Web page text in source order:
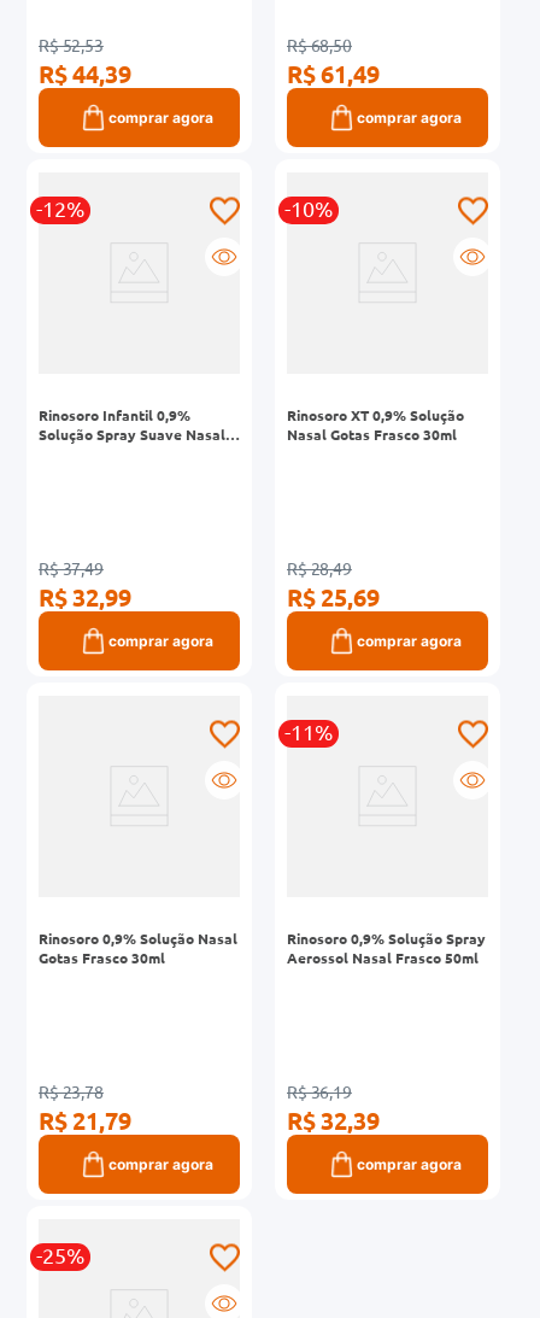
R$ 52,53
R$ 44,39
comprar agora
R$ 68,50
R$ 61,49
comprar agora
-12%
Rinosoro Infantil 0,9%
Solução Spray Suave Nasal
R$ 37,49
R$ 32,99
comprar agora
-10%
Rinosoro XT 0,9% Solução
Nasal Gotas Frasco 30ml
R$ 28,49
R$ 25,69
comprar agora
Rinosoro 0,9% Solução Nasal
Gotas Frasco 30ml
R$ 23,78
R$ 21,79
comprar agora
-11%
Rinosoro 0,9% Solução Spray
Aerossol Nasal Frasco 50ml
R$ 36,19
R$ 32,39
comprar agora
-25%